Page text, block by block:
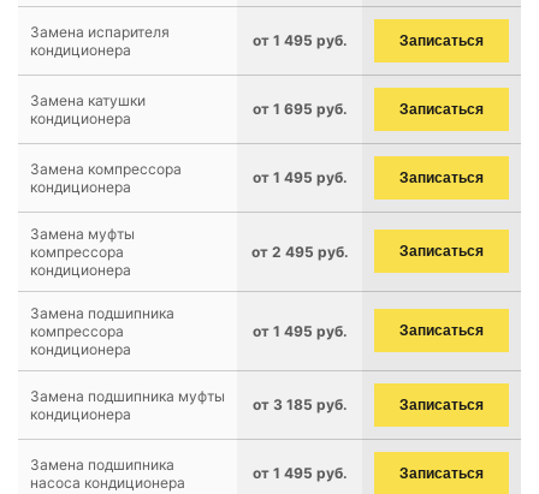
Замена испарителя
кондиционера
от 1 495 руб. Записаться
Замена катушки
кондиционера
от 1 695 руб. Записаться
Замена компрессора
кондиционера
от 1 495 руб. Записаться
Замена муфты
компрессора
кондиционера
от 2 495 руб. Записаться
Замена подшипника
компрессора
кондиционера
от 1 495 руб. Записаться
Замена подшипника муфты
кондиционера
от 3 185 руб. Записаться
Замена подшипника
насоса кондиционера
от 1 495 руб. Записаться